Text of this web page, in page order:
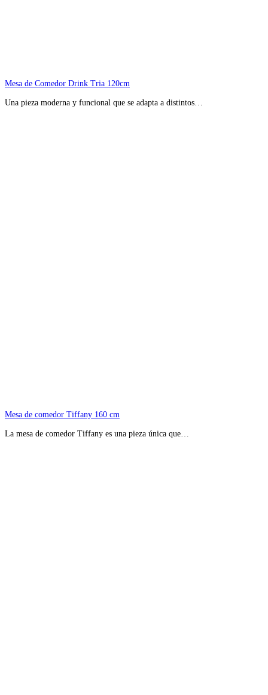
Mesa de Comedor Drink Tria 120cm
Una pieza moderna y funcional que se adapta a distintos…
Mesa de comedor Tiffany 160 cm
La mesa de comedor Tiffany es una pieza única que…